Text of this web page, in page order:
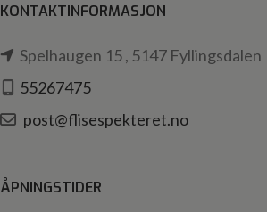
KONTAKTINFORMASJON
Spelhaugen 15 , 5147 Fyllingsdalen
55267475
post@flisespekteret.no
ÅPNINGSTIDER